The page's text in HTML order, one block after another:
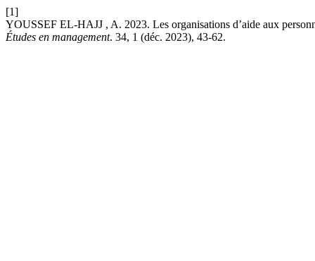
[1]
YOUSSEF EL-HAJJ , A. 2023. Les organisations d’aide aux
Études en management. 34, 1 (déc. 2023), 43-62.